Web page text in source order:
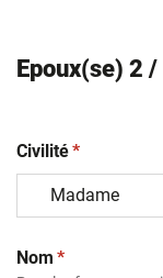
Epoux(se) 2
Civilité(obligatoire)
*
Nom (obligatoire)
*